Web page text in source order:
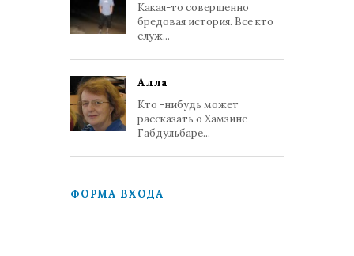
Какая-то совершенно
бредовая история. Все кто
служ...
Алла
Кто -нибудь может
рассказать о Хамзине
Габдульбаре...
ФОРМА ВХОДА